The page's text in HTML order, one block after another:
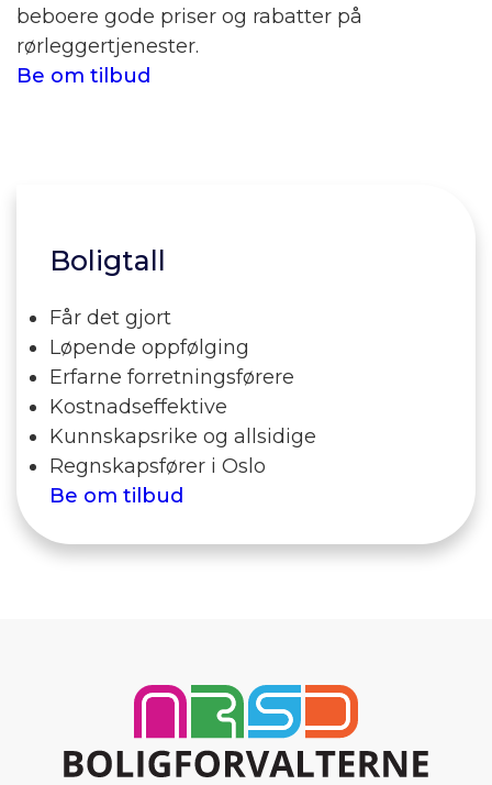
beboere gode priser og rabatter på
rørleggertjenester.
Be om tilbud
Boligtall
Får det gjort
Løpende oppfølging
Erfarne forretningsførere
Kostnadseffektive
Kunnskapsrike og allsidige
Regnskapsfører i Oslo
Be om tilbud